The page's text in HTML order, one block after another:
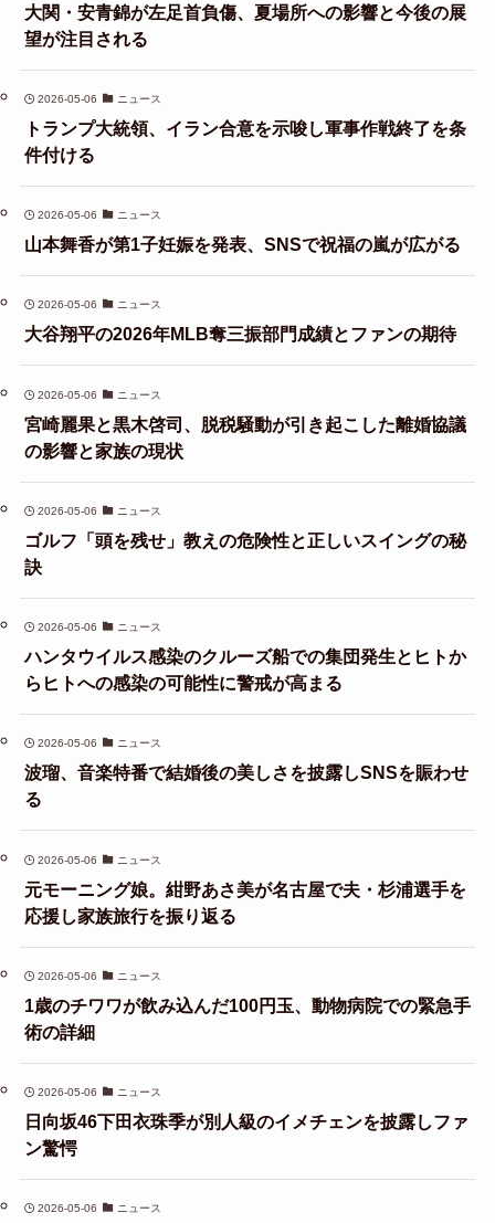
大関・安青錦が左足首負傷、夏場所への影響と今後の展
望が注目される
2026-05-06 ニュース
トランプ大統領、イラン合意を示唆し軍事作戦終了を条
件付ける
2026-05-06 ニュース
山本舞香が第1子妊娠を発表、SNSで祝福の嵐が広がる
2026-05-06 ニュース
大谷翔平の2026年MLB奪三振部門成績とファンの期待
2026-05-06 ニュース
宮崎麗果と黒木啓司、脱税騒動が引き起こした離婚協議
の影響と家族の現状
2026-05-06 ニュース
ゴルフ「頭を残せ」教えの危険性と正しいスイングの秘
訣
2026-05-06 ニュース
ハンタウイルス感染のクルーズ船での集団発生とヒトか
らヒトへの感染の可能性に警戒が高まる
2026-05-06 ニュース
波瑠、音楽特番で結婚後の美しさを披露しSNSを賑わせ
る
2026-05-06 ニュース
元モーニング娘。紺野あさ美が名古屋で夫・杉浦選手を
応援し家族旅行を振り返る
2026-05-06 ニュース
1歳のチワワが飲み込んだ100円玉、動物病院での緊急手
術の詳細
2026-05-06 ニュース
日向坂46下田衣珠季が別人級のイメチェンを披露しファ
ン驚愕
2026-05-06 ニュース